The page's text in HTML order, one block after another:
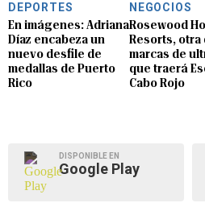
DEPORTES
En imágenes: Adriana
Díaz encabeza un
nuevo desfile de
medallas de Puerto
Rico
NEGOCIOS
Rosewood
Resorts, otra
marcas de
que traerá
Cabo Rojo
DISPONIBLE EN
Google Play